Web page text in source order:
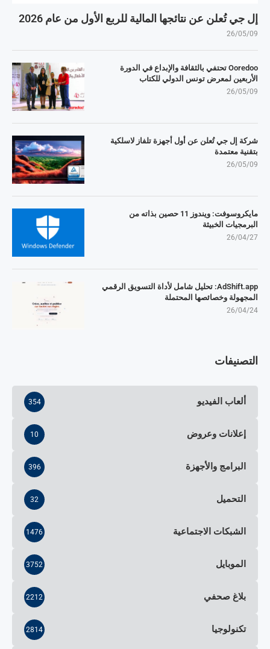
إل جي تُعلن عن نتائجها المالية للربع الأول من عام 2026
26/05/09
Ooredoo تحتفي بالثقافة والإبداع في الدورة
الأربعين لمعرض تونس الدولي للكتاب
26/05/09
شركة إل جي تُعلن عن أول أجهزة تلفاز لاسلكية
بتقنية معتمدة
26/05/09
مايكروسوفت: ويندوز 11 حصين بذاته من
البرمجيات الخبيثة
26/04/27
AdShift.app: تحليل شامل لأداة التسويق الرقمي
المجهولة وخصائصها المحتملة
26/04/24
التصنيفات
ألعاب الفيديو 354
إعلانات وعروض 10
البرامج والأجهزة 396
التحميل 32
الشبكات الاجتماعية 1476
الموبايل 3752
بلاغ صحفي 2212
تكنولوجيا 2814